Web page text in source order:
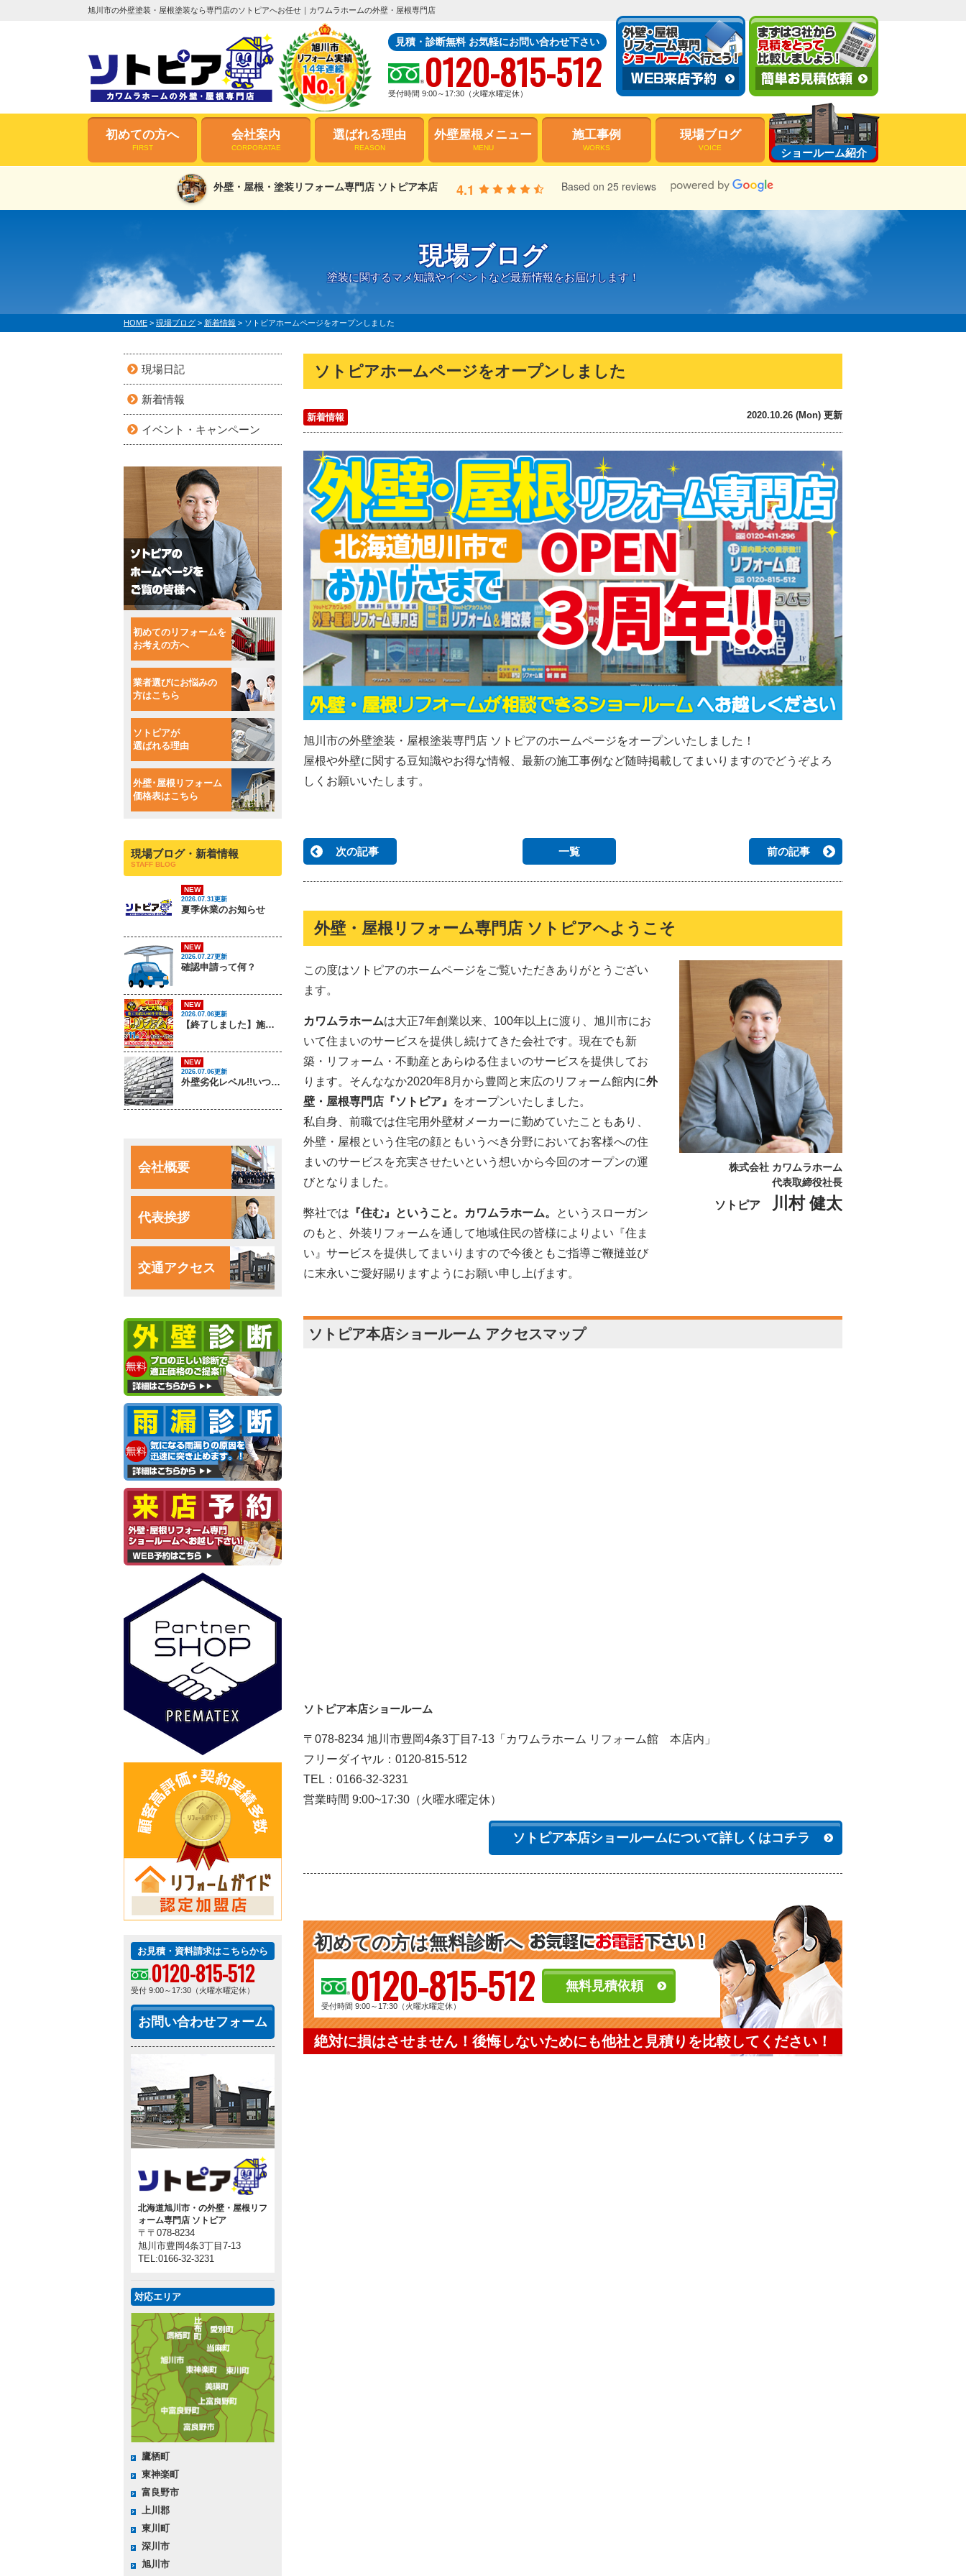
旭川市の外壁塗装・屋根塗装なら専門店のソトピアへお任せ｜カワムラホームの外壁・屋根専門店
見積・診断無料 お気軽にお問い合わせ下さい
0120-815-512
受付時間 9:00～17:30（火曜水曜定休）
初めての方へ
FIRST
会社案内
CORPORATAE
選ばれる理由
REASON
外壁屋根メニュー
MENU
施工事例
WORKS
現場ブログ
VOICE ショールーム紹介
外壁・屋根・塗装リフォーム専門店 ソトピア本店 4.1 Based on 25 reviews
現場ブログ
塗装に関するマメ知識やイベントなど最新情報をお届けします！
HOME > 現場ブログ > 新着情報 > ソトピアホームページをオープンしました
ソトピアホームページをオープンしました
新着情報 2020.10.26 (Mon) 更新
旭川市の外壁塗装・屋根塗装専門店 ソトピアのホームページをオープンいたしました！
屋根や外壁に関する豆知識やお得な情報、最新の施工事例など随時掲載してまいりますのでどうぞよろ
しくお願いいたします。
次の記事 一覧 前の記事
外壁・屋根リフォーム専門店 ソトピアへようこそ
株式会社 カワムラホーム
代表取締役社長
ソトピア 川村 健太
この度はソトピアのホームページをご覧いただきありがとうござい
ます。
カワムラホームは大正7年創業以来、100年以上に渡り、旭川市にお
いて住まいのサービスを提供し続けてきた会社です。現在でも新
築・リフォーム・不動産とあらゆる住まいのサービスを提供してお
ります。そんななか2020年8月から豊岡と末広のリフォーム館内に外
壁・屋根専門店『ソトピア』
をオープンいたしました。
私自身、前職では住宅用外壁材メーカーに勤めていたこともあり、
外壁・屋根という住宅の顔ともいうべき分野においてお客様への住
まいのサービスを充実させたいという想いから今回のオープンの運
びとなりました。
弊社では 『住む』ということ。カワムラホーム。
というスローガン
のもと、外装リフォームを通して地域住民の皆様によりよい『住ま
い』サービスを提供してまいりますので今後ともご指導ご鞭撻並び
に末永いご愛好賜りますようにお願い申し上げます。
ソトピア本店ショールーム アクセスマップ
ソトピア本店ショールーム
〒078-8234 旭川市豊岡4条3丁目7-13「カワムラホーム リフォーム館 本店内」
フリーダイヤル：0120-815-512
TEL：0166-32-3231
営業時間 9:00~17:30（火曜水曜定休）
ソトピア本店ショールームについて詳しくはコチラ
初めての方は無料診断へ
0120-815-512
受付時間 9:00～17:30（火曜水曜定休）
無料見積依頼
絶対に損はさせません！後悔しないためにも他社と見積りを比較してください！
現場日記
新着情報
イベント・キャンペーン
初めてのリフォームを
お考えの方へ
業者選びにお悩みの
方はこちら
ソトピアが
選ばれる理由
外壁･屋根リフォーム
価格表はこちら
現場ブログ・新着情報
STAFF BLOG
NEW
2026.07.31更新
夏季休業のお知らせ
NEW
2026.07.27更新
確認申請って何？
NEW
2026.07.06更新
【終了しました】施工実績50,000件突破記念！夏のリフォーム祭 開催します！
NEW
2026.07.06更新
外壁劣化レベル!!いつでもソトピアに相談してください！
会社概要
代表挨拶
交通アクセス
お見積・資料請求はこちらから
0120-815-512
受付 9:00～17:30（火曜水曜定休）
お問い合わせフォーム
北海道旭川市・の外壁・屋根リフ
ォーム専門店 ソトピア
〒〒078-8234
旭川市豊岡4条3丁目7-13
TEL:0166-32-3231
対応エリア
鷹栖町
東神楽町
富良野市
上川郡
東川町
深川市
旭川市